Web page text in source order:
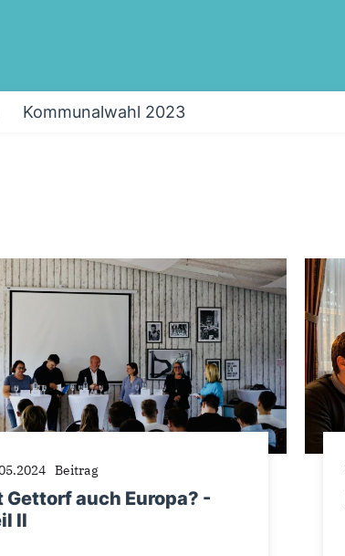
Kommunalwahl 2023
Beitrag
Gettorf auch Europa? -
II